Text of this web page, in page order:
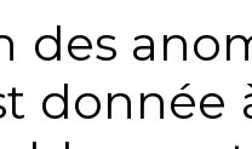
des
donnée